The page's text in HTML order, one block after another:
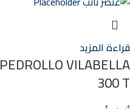
قراءة المزيد
PEDROLLO VILABELLA
300 T